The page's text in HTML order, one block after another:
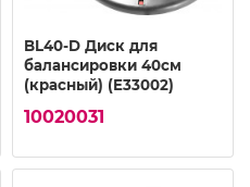
BL40-D Диск для
балансировки 40см
(красный) (E33002)
10020031